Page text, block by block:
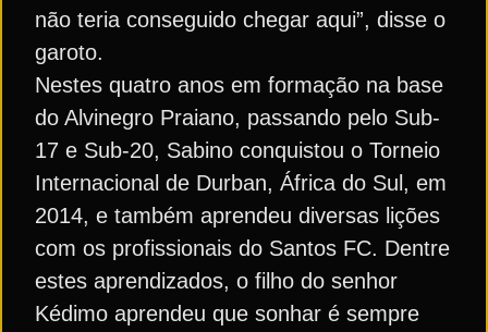
não teria conseguido chegar aqui”, disse o
garoto.
Nestes quatro anos em formação na base
do Alvinegro Praiano, passando pelo Sub-
17 e Sub-20, Sabino conquistou o Torneio
Internacional de Durban, África do Sul, em
2014, e também aprendeu diversas lições
com os profissionais do Santos FC. Dentre
estes aprendizados, o filho do senhor
Kédimo aprendeu que sonhar é sempre